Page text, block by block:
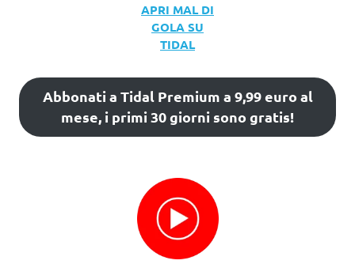
APRI MAL DI
GOLA SU
TIDAL
Abbonati a Tidal Premium a 9,99 euro al
mese, i primi 30 giorni sono gratis!